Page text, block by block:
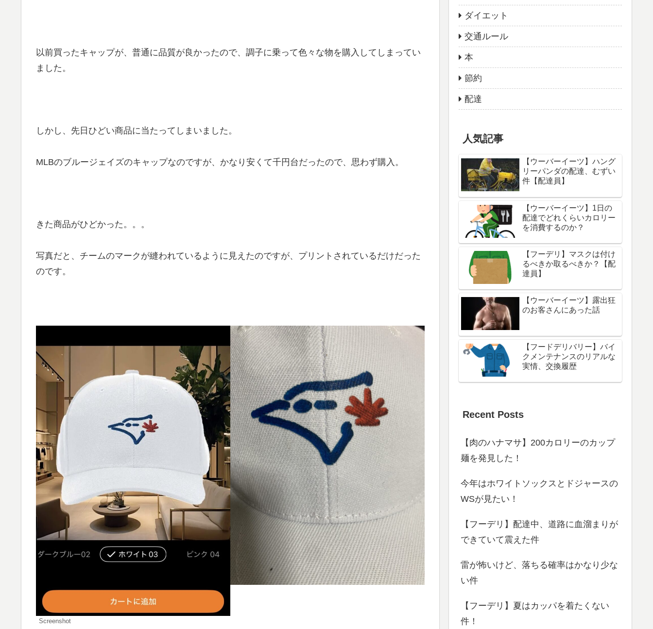
以前買ったキャップが、普通に品質が良かったので、調子に乗って色々な物を購入してしまってい
ました。
しかし、先日ひどい商品に当たってしまいました。
MLBのブルージェイズのキャップなのですが、かなり安くて千円台だったので、思わず購入。
きた商品がひどかった。。。
写真だと、チームのマークが縫われているように見えたのですが、プリントされているだけだった
のです。
Screenshot
ダイエット
交通ルール
本
節約
配達
人気記事
【ウーバーイーツ】ハング
リーパンダの配達、むずい
件【配達員】
【ウーバーイーツ】1日の
配達でどれくらいカロリー
を消費するのか？
【フーデリ】マスクは付け
るべきか取るべきか？【配
達員】
【ウーバーイーツ】露出狂
のお客さんにあった話
【フードデリバリー】バイ
クメンテナンスのリアルな
実情、交換履歴
Recent Posts
【肉のハナマサ】200カロリーのカップ
麺を発見した！
今年はホワイトソックスとドジャースの
WSが見たい！
【フーデリ】配達中、道路に血溜まりが
できていて震えた件
雷が怖いけど、落ちる確率はかなり少な
い件
【フーデリ】夏はカッパを着たくない
件！